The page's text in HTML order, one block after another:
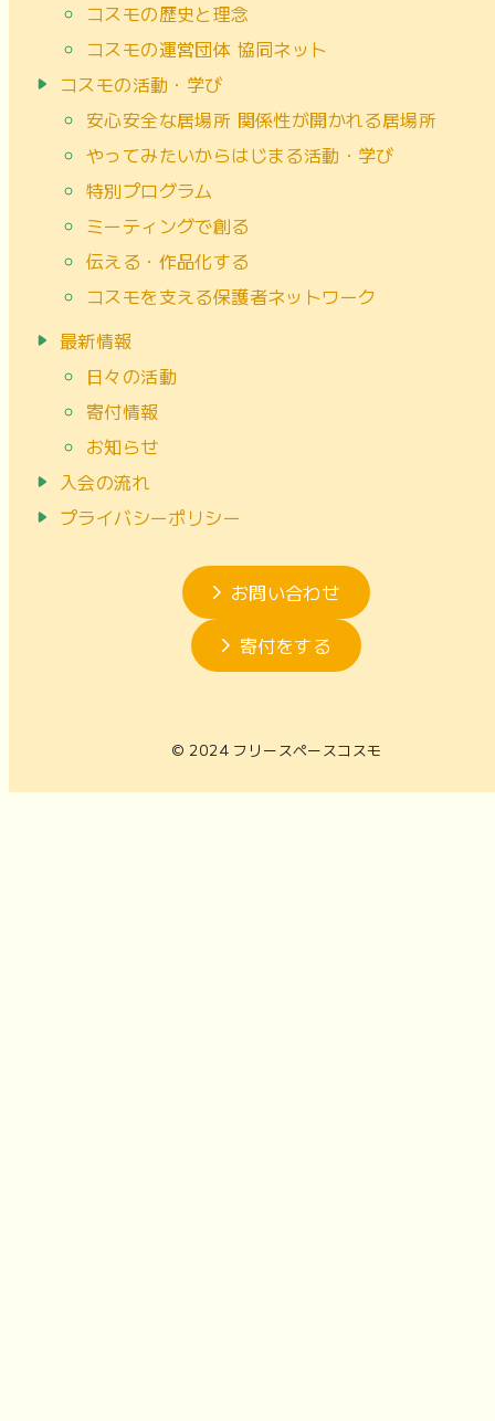
コスモの歴史と理念
コスモの運営団体 協同ネット
コスモの活動・学び
安心安全な居場所 関係性が開かれる居場所
やってみたいからはじまる活動・学び
特別プログラム
ミーティングで創る
伝える・作品化する
コスモを支える保護者ネットワーク
最新情報
日々の活動
寄付情報
お知らせ
入会の流れ
プライバシーポリシー
お問い合わせ
寄付をする
© 2024 フリースペースコスモ